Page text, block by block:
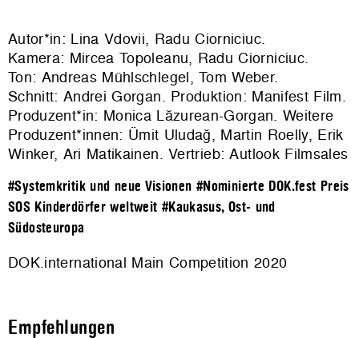
Autor*in: Lina Vdovii, Radu Ciorniciuc.
Kamera: Mircea Topoleanu, Radu Ciorniciuc.
Ton: Andreas Mühlschlegel, Tom Weber.
Schnitt: Andrei Gorgan. Produktion: Manifest Film.
Produzent*in: Monica Lăzurean-Gorgan. Weitere
Produzent*innen: Ümit Uludağ, Martin Roelly, Erik
Winker, Ari Matikainen. Vertrieb: Autlook Filmsales
#Systemkritik und neue Visionen #Nominierte DOK.fest Preis
SOS Kinderdörfer weltweit #Kaukasus, Ost- und
Südosteuropa
DOK.international Main Competition 2020
Empfehlungen